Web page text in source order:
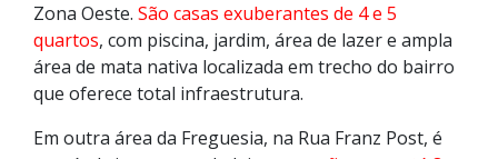
Zona Oeste. São casas exuberantes de 4 e 5
quartos, com piscina, jardim, área de lazer e ampla
área de mata nativa localizada em trecho do bairro
que oferece total infraestrutura.
Em outra área da Freguesia, na Rua Franz Post, é